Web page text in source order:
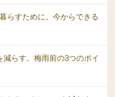
らすために。今からできる
減らす。梅雨前の3つのポイ